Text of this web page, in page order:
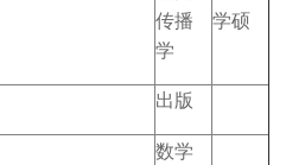
传播
学
学硕
出版
数学